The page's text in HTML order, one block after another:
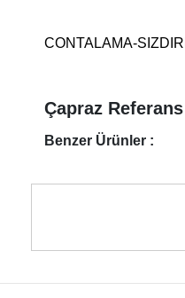
CONTALAMA-
Çapraz
Benzer Ürünler :